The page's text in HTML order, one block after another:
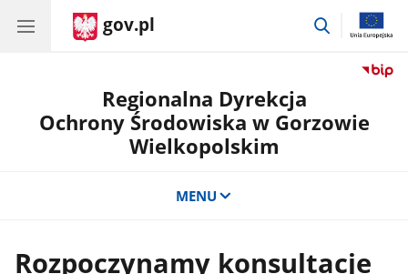
gov.pl
przejdź
Regionalna Dyrekcja
Ochrony Środowiska w Gorzowie
Wielkopolskim
MENU
Rozpoczynamy konsultacje